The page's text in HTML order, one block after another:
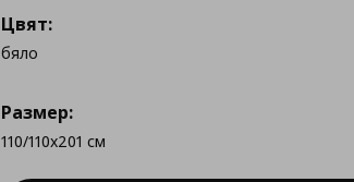
Цвят:
бяло
Размер:
110/110x201 см